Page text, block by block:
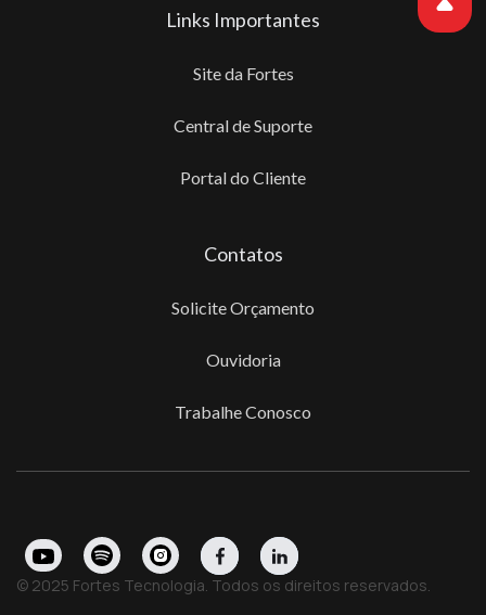
Links Importantes
Site da Fortes
Central de Suporte
Portal do Cliente
Contatos
Solicite Orçamento
Ouvidoria
Trabalhe Conosco
© 2025 Fortes Tecnologia. Todos os direitos reservados.